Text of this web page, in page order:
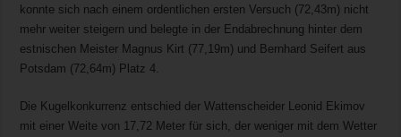
konnte sich nach einem ordentlichen ersten Versuch (72,43m) nicht
mehr weiter steigern und belegte in der Endabrechnung hinter dem
estnischen Meister Magnus Kirt (77,19m) und Bernhard Seifert aus
Potsdam (72,64m) Platz 4.
Die Kugelkonkurrenz entschied der Wattenscheider Leonid Ekimov
mit einer Weite von 17,72 Meter für sich, der weniger mit dem Wetter